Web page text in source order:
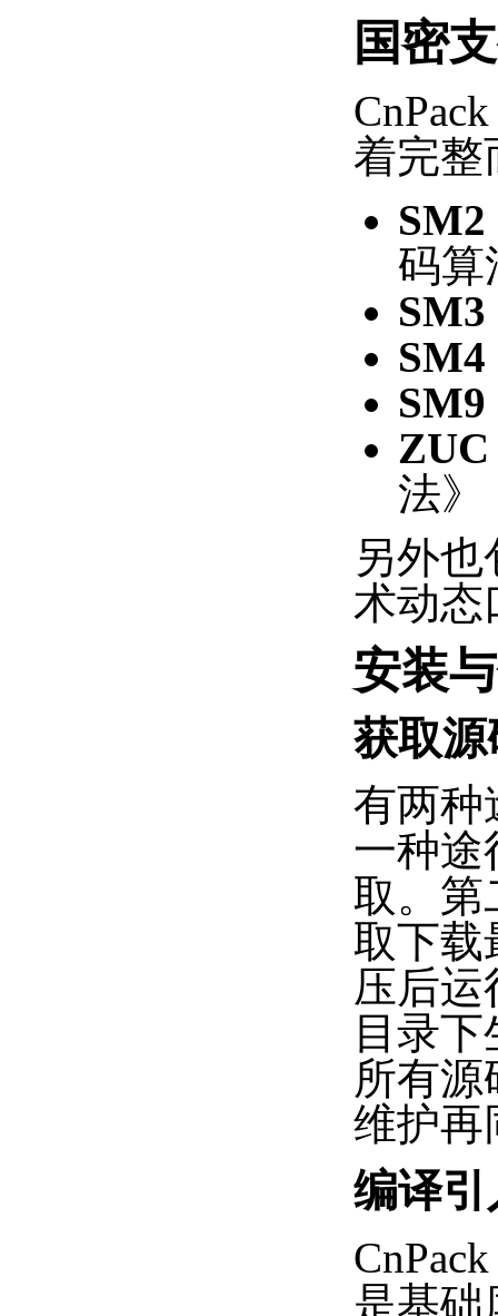
国密
着完整
SM2
码算
SM3
SM4
SM9
ZUC
法》
另外
术动态
安装
获取源
有两种
一种途
取。第
取下载
压后运
目录
所有源
维护再
编译引
是基础